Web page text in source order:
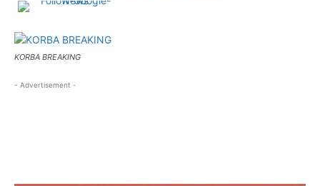
KORBA BREAKING
- Advertisement -